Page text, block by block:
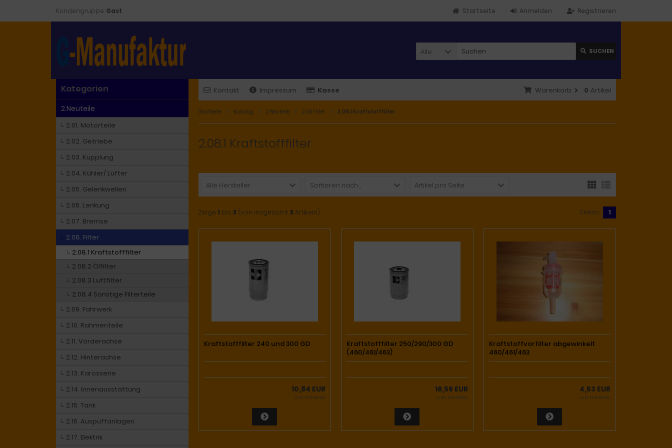
Kundengruppe: Gast Registrieren
Anmelden
Startseite
Alle SUCHEN
Kontakt Impressum Kasse Warenkorb 0 Artikel
Startseite Katalog 2.Neuteile 2.08. Filter 2.08.1 Kraftstofffilter
2.08.1 Kraftstofffilter
Alle Hersteller Sortieren nach ... Artikel pro Seite
Zeige 1 bis 3 (von insgesamt 3 Artikeln) Seiten: 1
Kraftstofffilter 240 und 300 GD
10,84 EUR
inkl. 19 % MwSt.
Kraftstofffilter 250/290/300 GD
(460/461/463)
16,56 EUR
inkl. 19 % MwSt.
Kraftstoffvorfilter abgewinkelt
460/461/463
4,53 EUR
inkl. 19 % MwSt.
Kategorien
2.Neuteile
2.01. Motorteile
2.02. Getriebe
2.03. Kupplung
2.04. Kühler/ Lüfter
2.05. Gelenkwellen
2.06. Lenkung
2.07. Bremse
2.08. Filter
2.08.1 Kraftstofffilter
2.08.2 Ölfilter
2.08.3 Luftfilter
2.08.4 Sonstige Filterteile
2.09. Fahrwerk
2.10. Rahmenteile
2.11. Vorderachse
2.12. Hinterachse
2.13. Karosserie
2.14. Innenausstattung
2.15. Tank
2.16. Auspuffanlagen
2.17. Elektrik